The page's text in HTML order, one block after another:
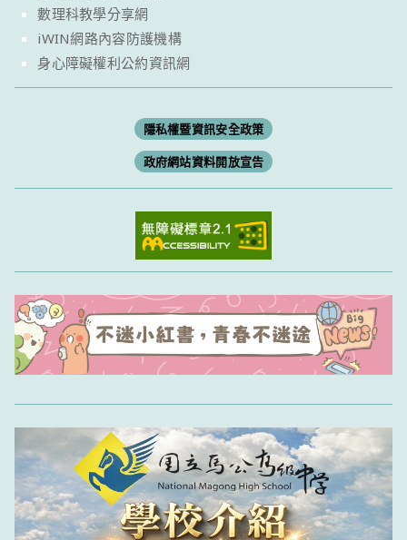
數理科教學分享網
iWIN網路內容防護機構
身心障礙權利公約資訊網
隱私權暨資訊安全政策
政府網站資料開放宣告